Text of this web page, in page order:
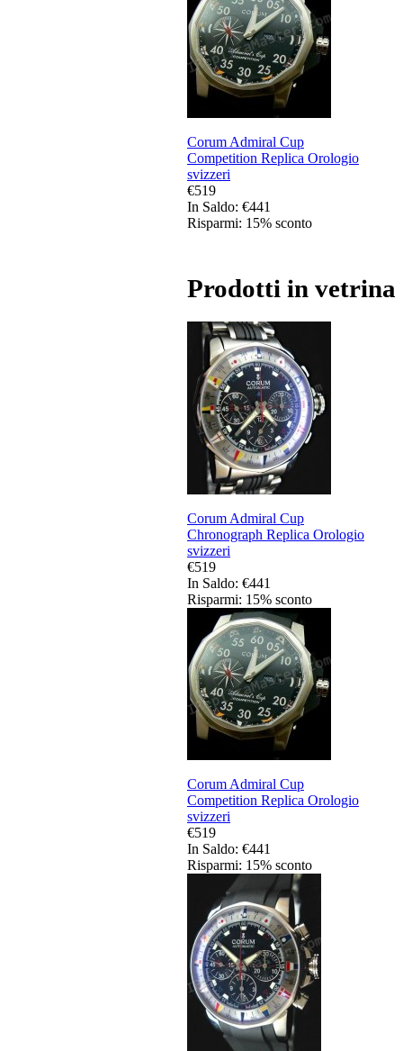
Corum Admiral Cup
Competition Replica Orologio
svizzeri
€519
In Saldo: €441
Risparmi: 15% sconto
Prodotti in vetrina
Corum Admiral Cup
Chronograph Replica Orologio
svizzeri
€519
In Saldo: €441
Risparmi: 15% sconto
Corum Admiral Cup
Competition Replica Orologio
svizzeri
€519
In Saldo: €441
Risparmi: 15% sconto